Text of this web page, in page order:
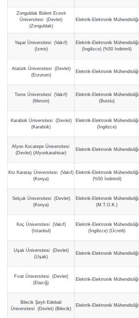
Zonguldak Bülent Ecevit
Üniversitesi (Devlet)
(Zonguldak)
Elektrik-Elektronik Mühendisliği
Yaşar Üniversitesi (Vakıf)
(İzmir)
Elektrik-Elektronik Mühendisliği
(İngilizce) (%50 İndirimli)
Atatürk Üniversitesi (Devlet)
(Erzurum)
Elektrik-Elektronik Mühendisliği
Toros Üniversitesi (Vakıf)
(Mersin)
Elektrik-Elektronik Mühendisliği
(Burslu)
Karabük Üniversitesi (Devlet)
(Karabük)
Elektrik-Elektronik Mühendisliği
(İngilizce)
Afyon Kocatepe Üniversitesi
(Devlet) (Afyonkarahisar)
Elektrik-Elektronik Mühendisliği
Kto Karatay Üniversitesi (Vakıf)
(Konya)
Elektrik-Elektronik Mühendisliği
(%50 İndirimli)
Selçuk Üniversitesi (Devlet)
(Konya)
Elektrik-Elektronik Mühendisliği
(M.T.O.K.)
Koç Üniversitesi (Vakıf)
(İstanbul)
Elektrik-Elektronik Mühendisliği
(İngilizce) (Ücretli)
Uşak Üniversitesi (Devlet)
(Uşak)
Elektrik-Elektronik Mühendisliği
Fırat Üniversitesi (Devlet)
(Elazığ)
Elektrik-Elektronik Mühendisliği
Bilecik Şeyh Edebali
Üniversitesi (Devlet) (Bilecik)
Elektrik-Elektronik Mühendisliği